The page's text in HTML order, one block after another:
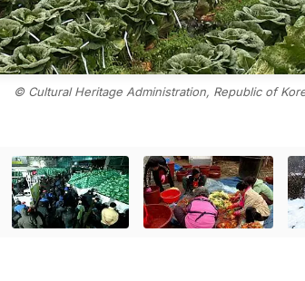
© Cultural Heritage Administration, Republic of